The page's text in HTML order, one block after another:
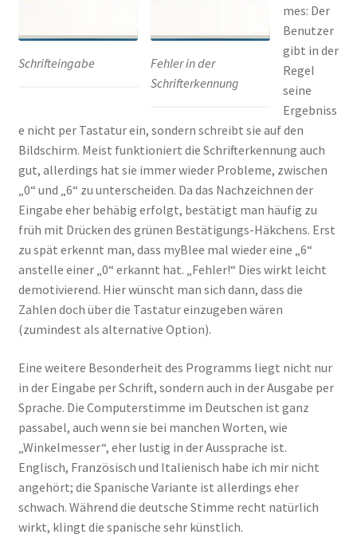
Schrifteingabe
Fehler in der
Schrifterkennung
mes: Der
Benutzer
gibt in der
Regel
seine
Ergebniss
e nicht per Tastatur ein, sondern schreibt sie auf den
Bildschirm. Meist funktioniert die Schrifterkennung auch
gut, allerdings hat sie immer wieder Probleme, zwischen
„0“ und „6“ zu unterscheiden. Da das Nachzeichnen der
Eingabe eher behäbig erfolgt, bestätigt man häufig zu
früh mit Drücken des grünen Bestätigungs-Häkchens. Erst
zu spät erkennt man, dass myBlee mal wieder eine „6“
anstelle einer „0“ erkannt hat. „Fehler!“ Dies wirkt leicht
demotivierend. Hier wünscht man sich dann, dass die
Zahlen doch über die Tastatur einzugeben wären
(zumindest als alternative Option).
Eine weitere Besonderheit des Programms liegt nicht nur
in der Eingabe per Schrift, sondern auch in der Ausgabe per
Sprache. Die Computerstimme im Deutschen ist ganz
passabel, auch wenn sie bei manchen Worten, wie
„Winkelmesser“, eher lustig in der Aussprache ist.
Englisch, Französisch und Italienisch habe ich mir nicht
angehört; die Spanische Variante ist allerdings eher
schwach. Während die deutsche Stimme recht natürlich
wirkt, klingt die spanische sehr künstlich.